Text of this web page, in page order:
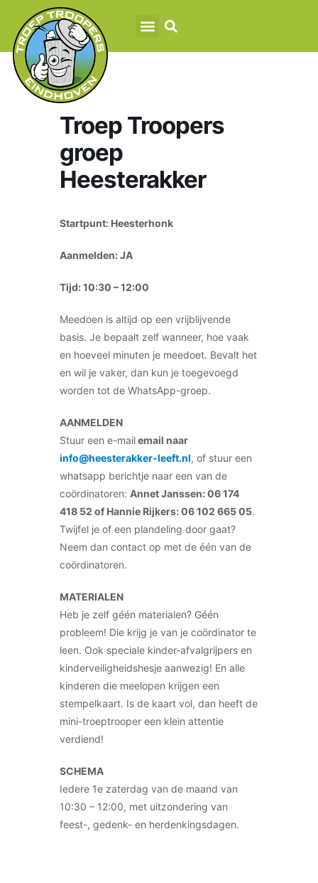
Troep Troopers
groep
Heesterakker
Startpunt: Heesterhonk
Aanmelden: JA
Tijd: 10:30 – 12:00
Meedoen is altijd op een vrijblijvende
basis. Je bepaalt zelf wanneer, hoe vaak
en hoeveel minuten je meedoet. Bevalt het
en wil je vaker, dan kun je toegevoegd
worden tot de WhatsApp-groep.
AANMELDEN
Stuur een e-mailemail naar
info@heesterakker-leeft.nl, of stuur een
whatsapp berichtje naar een van de
coördinatoren: Annet Janssen: 06 174
418 52 of Hannie Rijkers: 06 102 665 05.
Twijfel je of een plandeling door gaat?
Neem dan contact op met de één van de
coördinatoren.
MATERIALEN
Heb je zelf géén materialen? Géén
probleem! Die krijg je van je coördinator te
leen. Ook speciale kinder-afvalgrijpers en
kinderveiligheidshesje aanwezig! En alle
kinderen die meelopen krijgen een
stempelkaart. Is de kaart vol, dan heeft de
mini-troeptrooper een klein attentie
verdiend!
SCHEMA
Iedere 1e zaterdag van de maand van
10:30 – 12:00, met uitzondering van
feest-, gedenk- en herdenkingsdagen.